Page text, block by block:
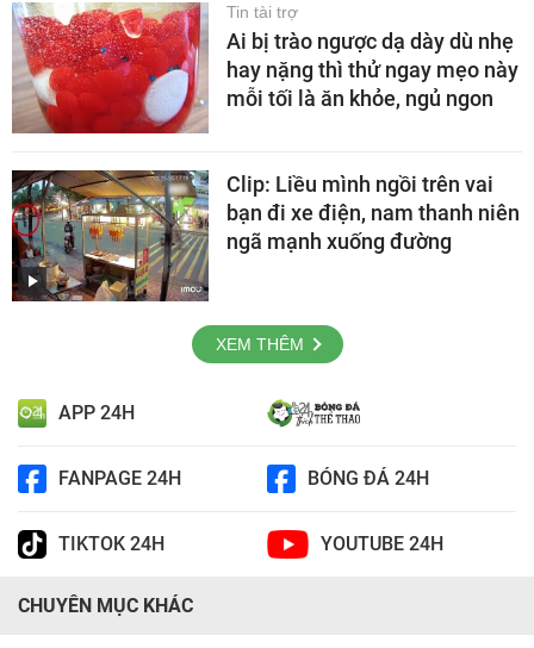
Tin tài trợ
Ai bị trào ngược dạ dày dù nhẹ
hay nặng thì thử ngay mẹo này
mỗi tối là ăn khỏe, ngủ ngon
Clip: Liều mình ngồi trên vai
bạn đi xe điện, nam thanh niên
ngã mạnh xuống đường
XEM THÊM
APP 24H
FANPAGE 24H BÓNG ĐÁ 24H
TIKTOK 24H YOUTUBE 24H
CHUYÊN MỤC KHÁC